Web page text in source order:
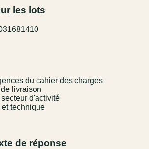
les lots
31681410
du cahier des charges
livraison
d'activité
technique
de réponse